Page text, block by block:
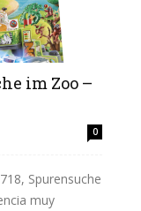
im Zoo –
0
Spurensuche
muy